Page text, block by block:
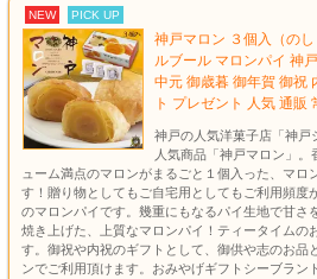
NEW PICK UP
神戸マロン ３個入（の
ルブール マロンパイ 神
中元 御歳暮 御年賀 御祝
ト プレゼント 人気 通販
神戸の人気洋菓子店「神戸
人気商品「神戸マロン」。
ューム満点のマロンがまるごと１個入った、マロ
す！贈り物としてもご自宅用としてもご利用頻度
のマロンパイです。幾重にもなるパイ生地で甘さ
焼き上げた、上質なマロンパイ！ティータイムの
す。御祝や内祝のギフトとして、御供や志のお品
ンでご利用頂けます。おみやげギフトシーブラン